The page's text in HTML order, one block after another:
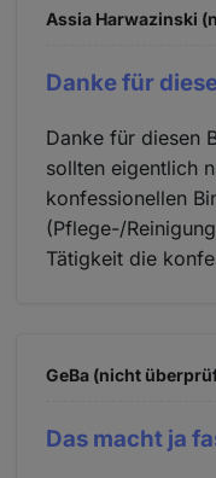
Assia Harwazinski
Danke für
Danke für diesen
sollten eigentlich
konfessionellen
(Pflege-/
Tätigkeit die
GeBa (nicht
Das macht ja